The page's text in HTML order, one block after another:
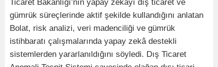
Ticaret Bakanlığı’nın yapay zekayı dış ticaret ve
gümrük süreçlerinde aktif şekilde kullandığını anlatan
Bolat, risk analizi, veri madenciliği ve gümrük
istihbaratı çalışmalarında yapay zekâ destekli
sistemlerden yararlanıldığını söyledi. Dış Ticaret